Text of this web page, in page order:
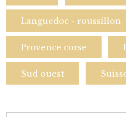
Languedoc - roussillon
Provence corse
Sud ouest